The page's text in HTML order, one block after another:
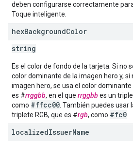
deben configurarse correctamente
Toque inteligente.
hexBackgroundColor
string
Es el color de fondo de la tarjeta. Si no
color dominante de la imagen hero y, si
imagen hero, se usa el color
es #rrggbb, en el que rrggbb es un
como #ffcc00 . También puedes usar
triplete RGB, que es #rgb, como #fc0
localizedIssuerName